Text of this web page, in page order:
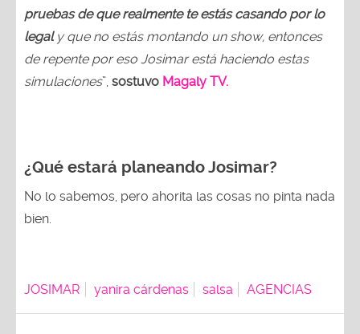
pruebas de que realmente te estás casando por lo
legal y que no estás montando un show, entonces
de repente por eso Josimar está haciendo estas
simulaciones”, sostuvo Magaly TV.
¿Qué estará planeando Josimar?
No lo sabemos, pero ahorita las cosas no pinta nada
bien.
JOSIMAR yanira cárdenas salsa AGENCIAS